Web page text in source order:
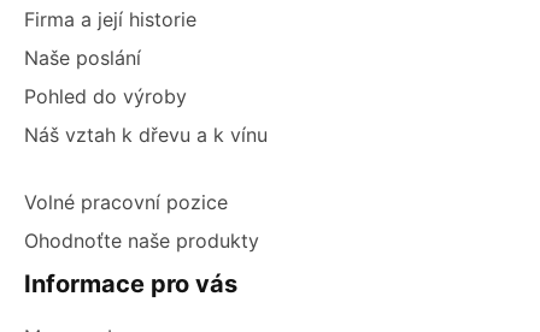
Firma a její historie
Naše poslání
Pohled do výroby
Náš vztah k dřevu a k vínu
Volné pracovní pozice
Ohodnoťte naše produkty
Informace pro vás